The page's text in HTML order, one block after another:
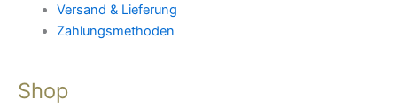
Versand & Lieferung
Zahlungsmethoden
Shop